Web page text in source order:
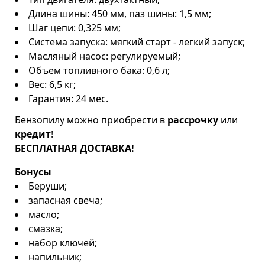
Длина шины: 450 мм, паз шины: 1,5 мм;
Шаг цепи: 0,325 мм;
Система запуска: мягкий старт - легкий запуск;
Масляный насос: регулируемый;
Объем топливного бака: 0,6 л;
Вес: 6,5 кг;
Гарантия: 24 мес.
Бензопилу можно приобрести в рассрочку или
кредит!
БЕСПЛАТНАЯ ДОСТАВКА!
Бонусы
Беруши;
запасная свеча;
масло;
смазка;
набор ключей;
напильник;